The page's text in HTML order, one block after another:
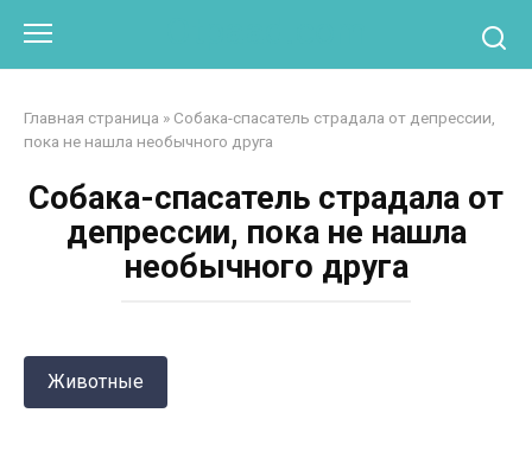
контенту
Главная страница » Собака-спасатель страдала от депрессии,
пока не нашла необычного друга
Собака-спасатель страдала от
депрессии, пока не нашла
необычного друга
Животные